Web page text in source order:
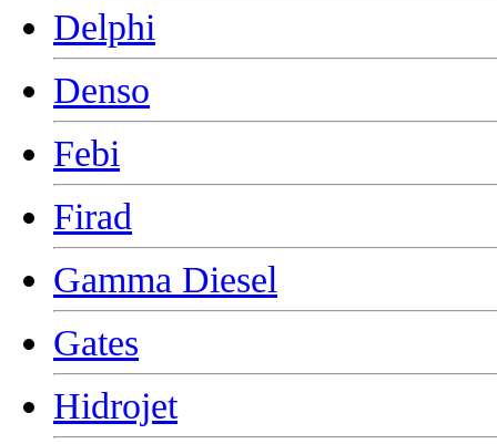
Delphi
Denso
Febi
Firad
Gamma Diesel
Gates
Hidrojet